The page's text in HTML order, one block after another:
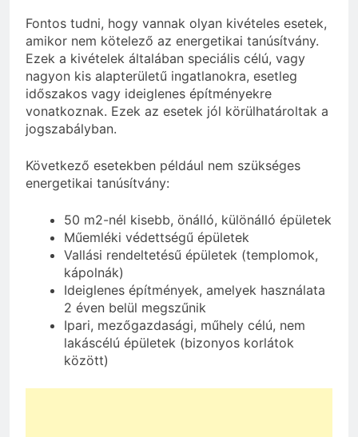
Fontos tudni, hogy vannak olyan kivételes esetek,
amikor nem kötelező az energetikai tanúsítvány.
Ezek a kivételek általában speciális célú, vagy
nagyon kis alapterületű ingatlanokra, esetleg
időszakos vagy ideiglenes építményekre
vonatkoznak. Ezek az esetek jól körülhatároltak a
jogszabályban.
Következő esetekben például nem szükséges
energetikai tanúsítvány:
50 m2-nél kisebb, önálló, különálló épületek
Műemléki védettségű épületek
Vallási rendeltetésű épületek (templomok,
kápolnák)
Ideiglenes építmények, amelyek használata
2 éven belül megszűnik
Ipari, mezőgazdasági, műhely célú, nem
lakáscélú épületek (bizonyos korlátok
között)